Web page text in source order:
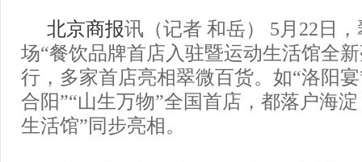
北京商报讯（记者 和岳） 5月22日
场“餐饮品牌首店入驻暨运动生活馆全
行，多家首店亮相翠微百货。如“洛阳
合阳”“山生万物”全国首店，都落户海
生活馆”同步亮相。